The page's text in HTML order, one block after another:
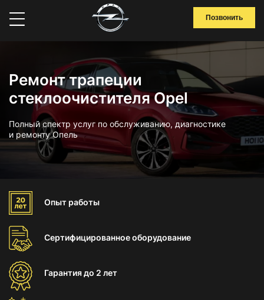
Позвонить
Ремонт трапеции
стеклоочистителя Opel
Полный спектр услуг по обслуживанию, диагностике
и ремонту Опель
Опыт работы
Сертифицированноеоборудование
Гарантиядо 2 лет